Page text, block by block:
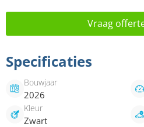
Vraag
Specificaties
Bouwjaar
2026
Kleur
Zwart